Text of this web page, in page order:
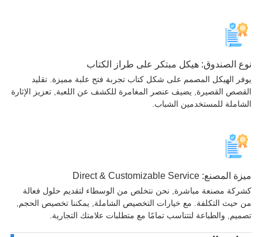
الصندوق: هيكل مبتكر على طراز الكتاب
الهيكل المصمم على شكل كتاب تجربة فتح علبة مميزة. تقليد
القصيرة, يضيف عنصر المغامرة للكشف عن اللعبة, تعزيز الإثارة
للمستخدمين الشباب.
المصنع:Direct & Customizable Service
مصنعة مباشرة, نحن نتخلص من الوسطاء لتقديم حلول فعالة
التكلفة. مع خيارات التخصيص الشاملة, يمكننا تخصيص الحجم,
والطباعة لتتناسب تمامًا مع متطلبات علامتك التجارية.